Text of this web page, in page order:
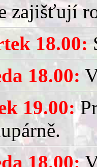
zajišťují
18.00:
18.00:
19.00:
18.00: